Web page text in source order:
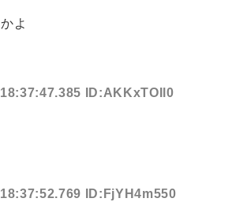
よ
ID:AKKxTOIl0
ID:FjYH4m550